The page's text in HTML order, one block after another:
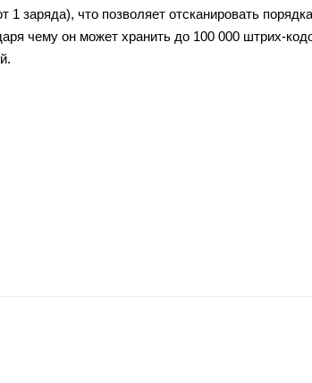
1 заряда), что позволяет отсканировать
чему он может хранить до 100 000 штрих-